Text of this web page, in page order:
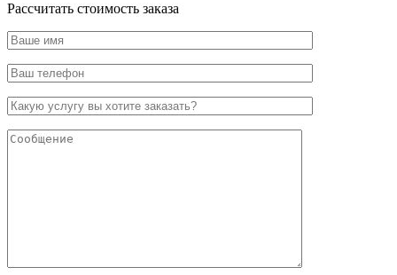
Рассчитать стоимость заказа